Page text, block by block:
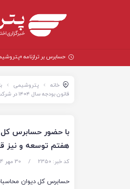
حسابرس بر ترازنامه
خانه پتروشیمی
قانون بودجه سال ۱۴۰۴ در شرکت ملی صنایع پتروشیمی
با حضور حسابرس کل
هفتم توسعه و نیز قانون بودجه سال
کد خبر: 2350 / 30 مهر 1404 - ۱۸:۳۸
حسابرس کل دیوان